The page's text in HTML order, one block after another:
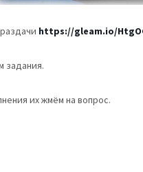
https://gleam.io/
задания.
их жмём на вопрос.